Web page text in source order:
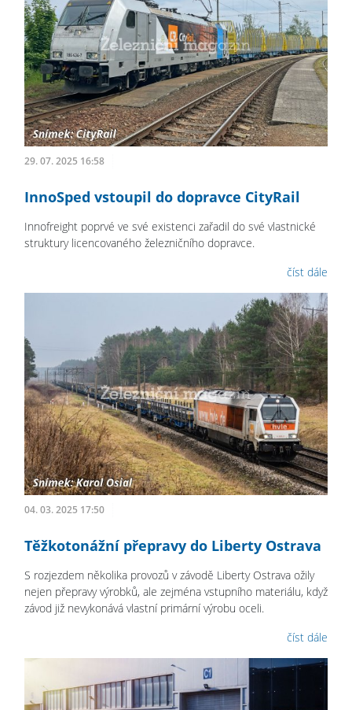
29. 07. 2025 16:58
InnoSped vstoupil do dopravce CityRail
Innofreight poprvé ve své existenci zařadil do své vlastnické
struktury licencovaného železničního dopravce.
číst dále
04. 03. 2025 17:50
Těžkotonážní přepravy do Liberty Ostrava
S rozjezdem několika provozů v závodě Liberty Ostrava ožily
nejen přepravy výrobků, ale zejména vstupního materiálu, když
závod již nevykonává vlastní primární výrobu oceli.
číst dále